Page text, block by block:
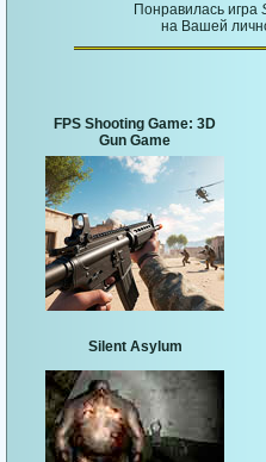
Понравилась игра
на Вашей
FPS Shooting Game: 3D
Gun Game
Silent Asylum